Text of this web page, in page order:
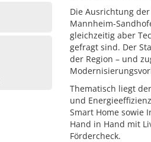
Die Ausrichtung
Mannheim-
gleichzeitig aber
gefragt sind. Der
der Region – und
Thematisch liegt
und
Smart Home sowie
Hand in Hand mit
Fördercheck.